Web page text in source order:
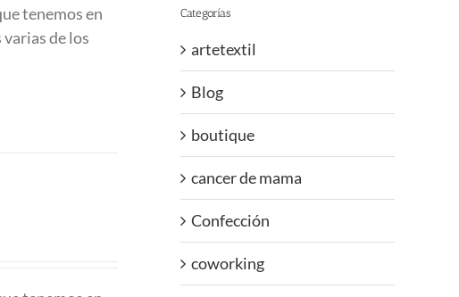
tenemos en
de los
Categorías
artetextil
Blog
boutique
cancer de mama
Confección
coworking